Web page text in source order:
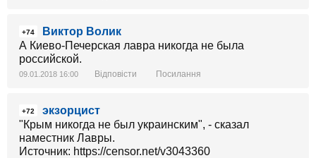
+74
Виктор Волик
А Киево-Печерская лавра никогда не была
российской.
09.01.2018 16:00 Відповісти Посилання
+72
экзорцист
"Крым никогда не был украинским", - сказал
наместник Лавры.
Источник: https://censor.net/v3043360